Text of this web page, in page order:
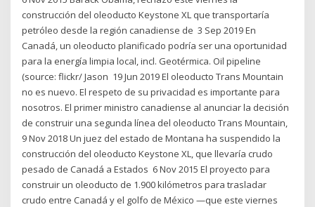
construcción del oleoducto Keystone XL que transportaría
petróleo desde la región canadiense de 3 Sep 2019 En
Canadá, un oleoducto planificado podría ser una oportunidad
para la energía limpia local, incl. Geotérmica. Oil pipeline
(source: flickr/ Jason 19 Jun 2019 El oleoducto Trans Mountain
no es nuevo. El respeto de su privacidad es importante para
nosotros. El primer ministro canadiense al anunciar la decisión
de construir una segunda línea del oleoducto Trans Mountain,
9 Nov 2018 Un juez del estado de Montana ha suspendido la
construcción del oleoducto Keystone XL, que llevaría crudo
pesado de Canadá a Estados 6 Nov 2015 El proyecto para
construir un oleoducto de 1.900 kilómetros para trasladar
crudo entre Canadá y el golfo de México —que este viernes